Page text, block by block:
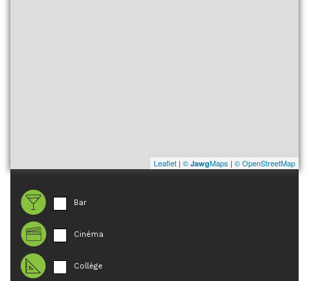
Leaflet | © JawgMaps | © OpenStreetMap
Bar
Cinéma
Collège